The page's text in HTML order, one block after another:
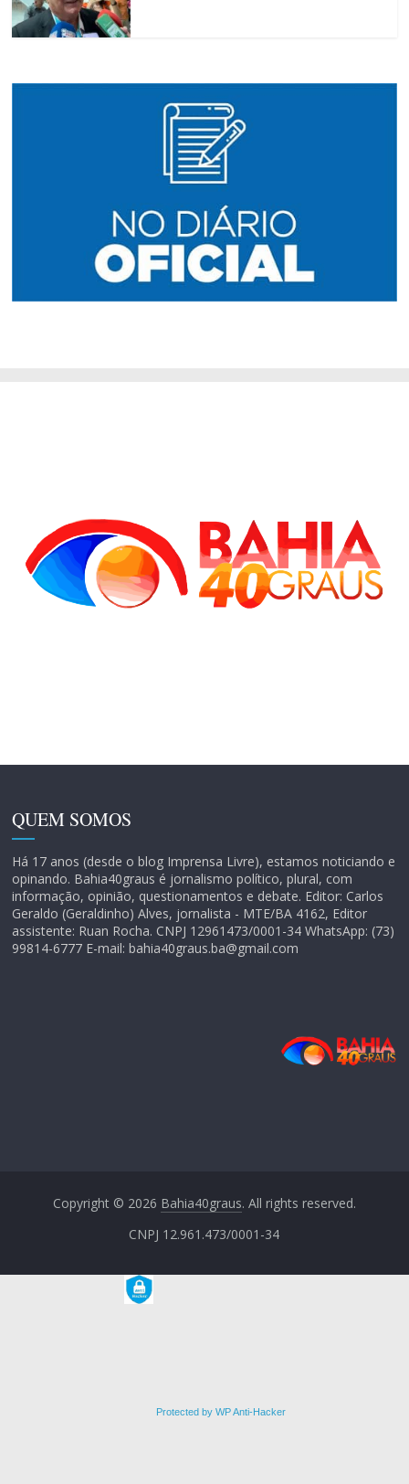
QUEM SOMOS
Há 17 anos (desde o blog Imprensa Livre), estamos noticiando e
opinando. Bahia40graus é jornalismo político, plural, com
informação, opinião, questionamentos e debate. Editor: Carlos
Geraldo (Geraldinho) Alves, jornalista - MTE/BA 4162, Editor
assistente: Ruan Rocha. CNPJ 12961473/0001-34 WhatsApp: (73)
99814-6777 E-mail: bahia40graus.ba@gmail.com
Copyright © 2026 Bahia40graus. All rights reserved.
CNPJ 12.961.473/0001-34
Protected by WP Anti-Hacker